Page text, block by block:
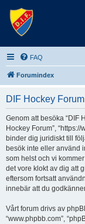
FAQ
Forumindex
DIF Hockey
Genom att besöka “DIF
Hockey Forum”,
binder dig juridiskt till
besök inte eller använd
som helst och vi
det vore klokt av dig att
eftersom fortsatt
innebär att du
Vårt forum drivs av
“www.phpbb.com”,